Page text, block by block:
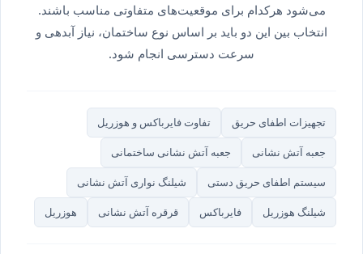
می‌شود هرکدام برای موقعیت‌های متفاوتی مناسب باشند.
انتخاب بین این دو باید بر اساس نوع ساختمان، نیاز آبدهی و
سرعت دسترسی انجام شود.
تجهیزات اطفای حریق تفاوت فایرباکس و هوزریل
جعبه آتش نشانی جعبه آتش نشانی ساختمانی
سیستم اطفای حریق دستی شیلنگ نواری آتش نشانی
شیلنگ هوزریل فایرباکس قرقره آتش نشانی هوزریل